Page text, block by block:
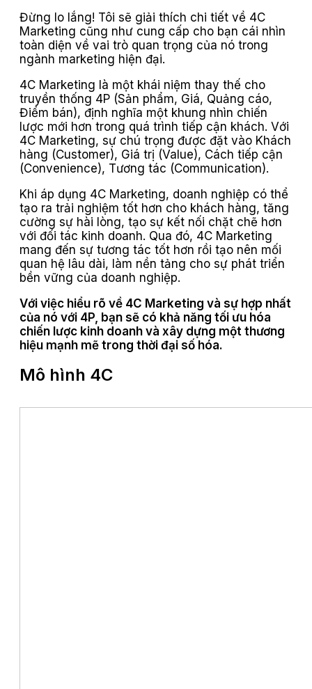
Đừng lo lắng! Tôi sẽ giải thích chi tiết về 4C
Marketing cũng như cung cấp cho bạn cái nhìn
toàn diện về vai trò quan trọng của nó trong
ngành marketing hiện đại.
4C Marketing là một khái niệm thay thế cho
truyền thống 4P (Sản phẩm, Giá, Quảng cáo,
Điểm bán), định nghĩa một khung nhìn chiến
lược mới hơn trong quá trình tiếp cận khách. Với
4C Marketing, sự chú trọng được đặt vào Khách
hàng (Customer), Giá trị (Value), Cách tiếp cận
(Convenience), Tương tác (Communication).
Khi áp dụng 4C Marketing, doanh nghiệp có thể
tạo ra trải nghiệm tốt hơn cho khách hàng, tăng
cường sự hài lòng, tạo sự kết nối chặt chẽ hơn
với đối tác kinh doanh. Qua đó, 4C Marketing
mang đến sự tương tác tốt hơn rồi tạo nên mối
quan hệ lâu dài, làm nền tảng cho sự phát triển
bền vững của doanh nghiệp.
Với việc hiểu rõ về 4C Marketing và sự hợp nhất
của nó với 4P, bạn sẽ có khả năng tối ưu hóa
chiến lược kinh doanh và xây dựng một thương
hiệu mạnh mẽ trong thời đại số hóa.
Mô hình 4C